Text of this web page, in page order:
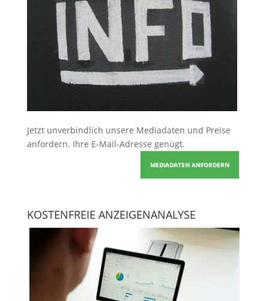
Jetzt unverbindlich unsere Mediadaten und Preise
anfordern. Ihre E-Mail-Adresse genügt.
MEDIADATEN ANFORDERN
KOSTENFREIE ANZEIGENANALYSE